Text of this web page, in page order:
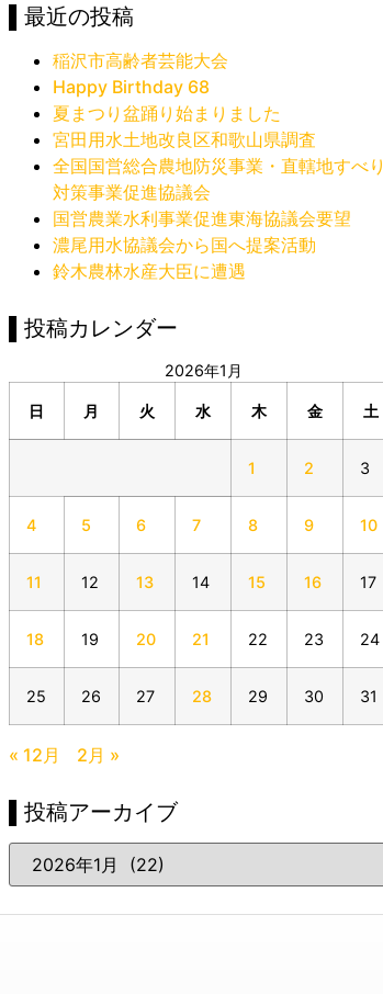
▌最近の投稿
稲沢市高齢者芸能大会
Happy Birthday 68
夏まつり盆踊り始まりました
宮田用水土地改良区和歌山県調査
全国国営総合農地防災事業・直轄地すべり
対策事業促進協議会
国営農業水利事業促進東海協議会要望
濃尾用水協議会から国へ提案活動
鈴木農林水産大臣に遭遇
▌投稿カレンダー
2026年1月
日 月 火 水 木 金 土
1 2 3
4 5 6 7 8 9 10
11 12 13 14 15 16 17
18 19 20 21 22 23 24
25 26 27 28 29 30 31
« 12月 2月 »
▌投稿アーカイブ